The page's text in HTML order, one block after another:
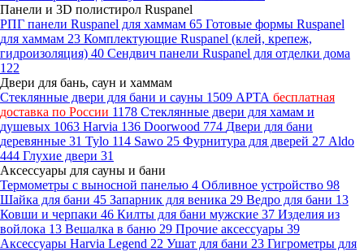
Панели и 3D полистирол Ruspanel
РПГ панели Ruspanel для хаммам 65 Готовые формы Ruspanel
для хаммам 23 Комплектующие Ruspanel (клей, крепеж,
гидроизоляция) 40 Сендвич панели Ruspanel для отделки дома
122
Двери для бань, саун и хаммам
Стеклянные двери для бани и сауны 1509 АРТА бесплатная
доставка по России 1178 Стеклянные двери для хамам и
душевых 1063 Harvia 136 Doorwood 774 Двери для бани
деревянные 31 Tylo 114 Sawo 25 Фурнитура для дверей 27 Aldo
444 Глухие двери 31
Аксессуары для сауны и бани
Термометры с выносной панелью 4 Обливное устройство 98
Шайка для бани 45 Запарник для веника 29 Ведро для бани 13
Ковши и черпаки 46 Килты для бани мужские 37 Изделия из
войлока 13 Вешалка в баню 29 Прочие аксессуары 39
Аксессуары Harvia Legend 22 Ушат для бани 23 Гигрометры для